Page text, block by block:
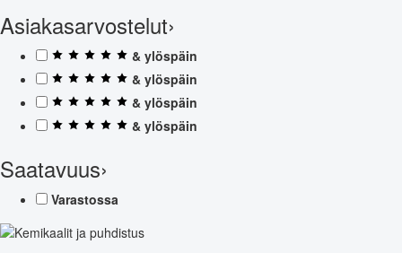
Asiakasarvostelut›
& ylöspäin
& ylöspäin
& ylöspäin
& ylöspäin
Saatavuus›
Varastossa